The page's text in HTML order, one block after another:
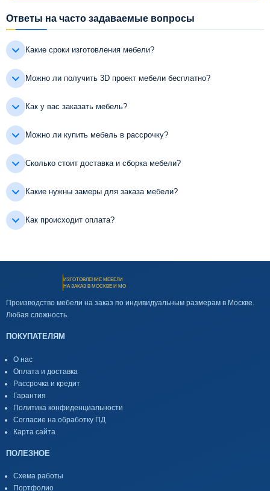
Ответы на часто задаваемые вопросы
Какие сроки изготовления мебели?
Можно ли получить 3D проект мебели бесплатно?
Как у вас заказать мебель?
Можно ли купить мебель в рассрочку?
Сколько стоит доставка и сборка мебели?
Какие нужны замеры для заказа мебели?
Как происходит оплата?
ИЗГОТОВЛЕНИЕ МЕБЕЛИ
НА ЗАКАЗ В МОСКВЕ И МО
Производство мебели на заказ по индивидуальным размерам в Москве.
Любая сложность.
ПОКУПАТЕЛЯМ
О нас
Оплата и доставка
Рассрочка и кредит
Гарантия
Политика конфиденциальности
Согласие на обработку ПД
Карта сайта
ПОЛЕЗНОЕ
Схема работы
Портфолио